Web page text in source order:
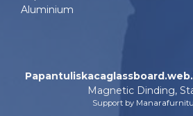
Aluminium
Magnetic Dinding,
Support by